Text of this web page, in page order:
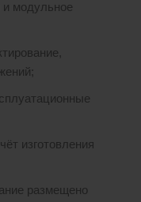
и модульное
изготовления
размещено